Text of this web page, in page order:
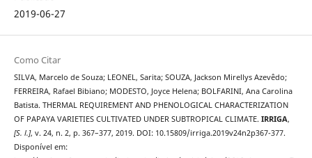
2019-06-27
Como Citar
SILVA, Marcelo de Souza; LEONEL, Sarita; SOUZA, Jackson Mirellys Azevêdo;
FERREIRA, Rafael Bibiano; MODESTO, Joyce Helena; BOLFARINI, Ana Carolina
Batista. THERMAL REQUIREMENT AND PHENOLOGICAL CHARACTERIZATION
OF PAPAYA VARIETIES CULTIVATED UNDER SUBTROPICAL CLIMATE. IRRIGA,
[S. l.], v. 24, n. 2, p. 367–377, 2019. DOI: 10.15809/irriga.2019v24n2p367-377.
Disponível em: